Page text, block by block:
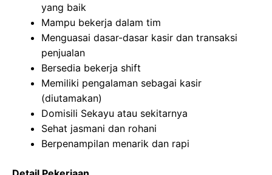
yang baik
Mampu bekerja dalam tim
Menguasai dasar-dasar kasir dan transaksi
penjualan
Bersedia bekerja shift
Memiliki pengalaman sebagai kasir
(diutamakan)
Domisili Sekayu atau sekitarnya
Sehat jasmani dan rohani
Berpenampilan menarik dan rapi